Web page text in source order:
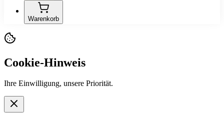
Warenkorb
Cookie-Hinweis
Ihre Einwilligung, unsere Priorität.